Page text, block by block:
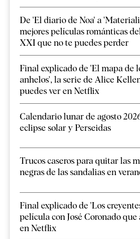
De 'El diario de Noa' a
mejores películas románticas
XXI que no te puedes perder
Final explicado de 'El mapa de
anhelos', la serie de Alice
puedes ver en Netflix
Calendario lunar de agosto
eclipse solar y Perseidas
Trucos caseros para quitar las
negras de las sandalias en
Final explicado de 'Los
película con José Coronado que
en Netflix